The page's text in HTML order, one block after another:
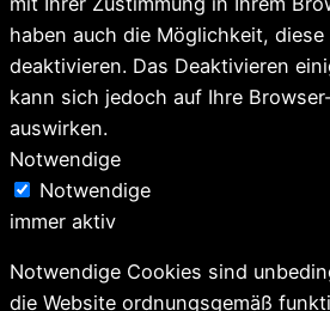
haben auch die Möglichkeit,
deaktivieren. Das Deaktivieren
kann sich jedoch auf Ihre
auswirken.
Notwendige
Notwendige
immer aktiv
Notwendige Cookies sind
die Website ordnungsgemäß